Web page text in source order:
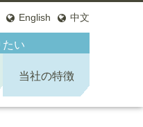
English 中文
たい
当社の特徴